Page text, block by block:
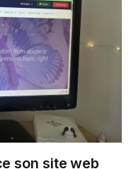
son site web